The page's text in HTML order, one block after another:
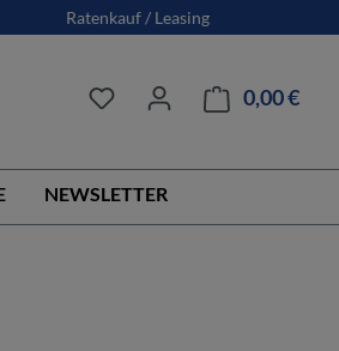
Ratenkauf / Leasing
0,00 €
NEWSLETTER